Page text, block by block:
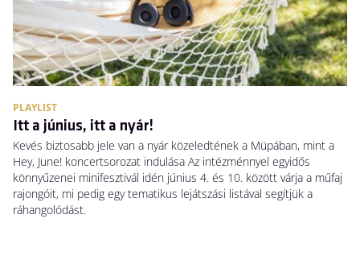
PLAYLIST
Itt a június, itt a nyár!
Kevés biztosabb jele van a nyár közeledtének a Müpában, mint a
Hey, June! koncertsorozat indulása Az intézménnyel egyidős
könnyűzenei minifesztivál idén június 4. és 10. között várja a műfaj
rajongóit, mi pedig egy tematikus lejátszási listával segítjük a
ráhangolódást.